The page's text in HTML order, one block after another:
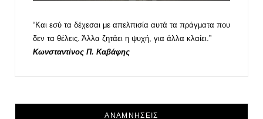
“Και εσύ τα δέχεσαι με απελπισία αυτά τα πράγματα που
δεν τα θέλεις. Άλλα ζητάει η ψυχή, για άλλα κλαίει.”
Κωνσταντίνος Π. Καβάφης
ΑΝΑΜΝΗΣΕΙΣ